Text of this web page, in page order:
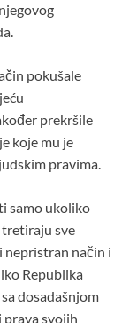
pokušale
prekršile
koje mu je
pravima.
samo ukoliko
sve
nepristran način i
Republika
dosadašnjom
prava svojih